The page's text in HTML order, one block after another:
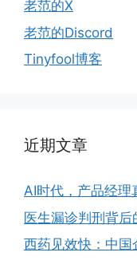
老范的X
老范的Discord
Tinyfool博客
近期文章
AI时代，产品经理
医生漏诊判刑背
西药见效快：中国